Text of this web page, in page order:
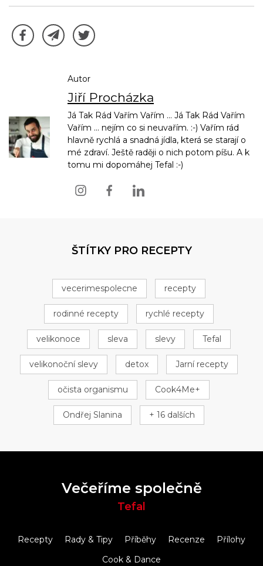
Autor
Jiří Procházka
Já Tak Rád Vařím Vařím ... Já Tak Rád Vařím
Vařím ... nejím co si neuvařím. :-) Vařím rád
hlavně rychlá a snadná jídla, která se starají o
mé zdraví. Ještě raději o nich potom píšu. A k
tomu mi dopomáhej Tefal :-)
ŠTÍTKY PRO RECEPTY
vecerimespolecne recepty
rodinné recepty rychlé recepty
velikonoce sleva slevy Tefal
velikonoční slevy detox Jarní recepty
očista organismu Cook4Me+
Ondřej Slanina + 16 dalších
Večeříme společně
Tefal
Recepty Rady & Tipy Příběhy Recenze
Přílohy
Cook & Dance